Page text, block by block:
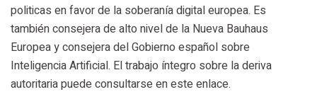
politicas en favor de la soberanía digital europea. Es
también consejera de alto nivel de la Nueva Bauhaus
Europea y consejera del Gobierno español sobre
Inteligencia Artificial. El trabajo íntegro sobre la deriva
autoritaria puede consultarse en este enlace.